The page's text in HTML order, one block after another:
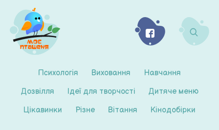
Психологія Виховання
Навчання
Дозвілля
Ідеї для творчості
Дитяче меню
Цікавинки
Різне Вітання Кінодобірки